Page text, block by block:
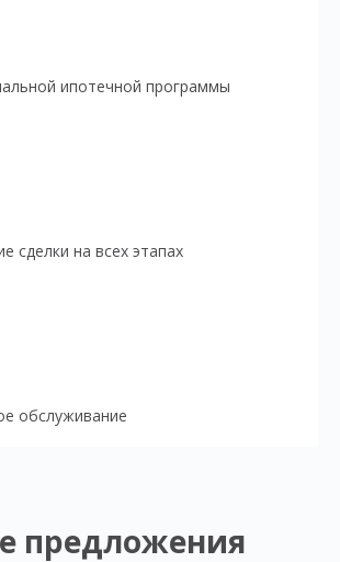
ипотечной программы
сделки на всех этапах
обслуживание
предложения